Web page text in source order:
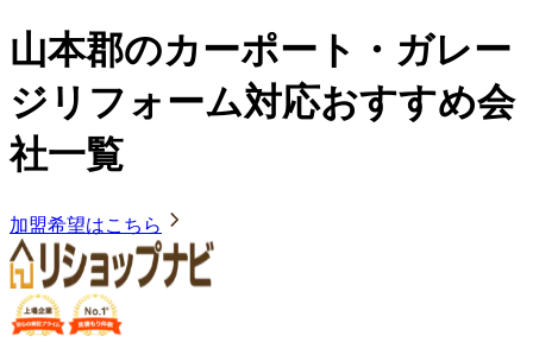
山本郡のカーポート・ガレー
ジリフォーム対応おすすめ会
社一覧
加盟希望はこちら